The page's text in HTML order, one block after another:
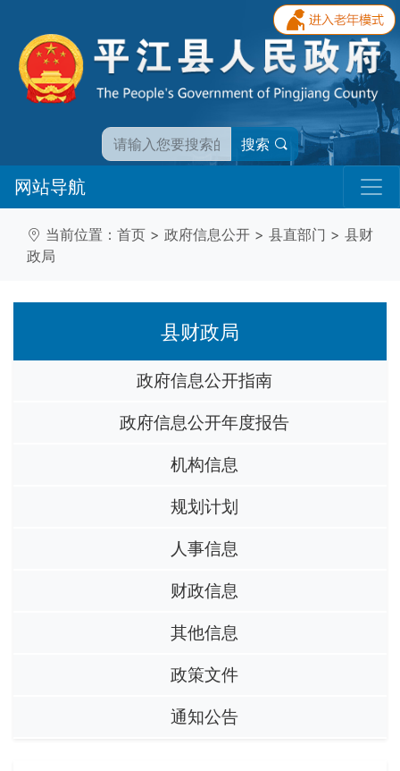
搜索
网站导航
当前位置： 首页 > 政府信息公开 > 县直部门 > 县财
政局
县财政局
政府信息公开指南
政府信息公开年度报告
机构信息
规划计划
人事信息
财政信息
其他信息
政策文件
通知公告